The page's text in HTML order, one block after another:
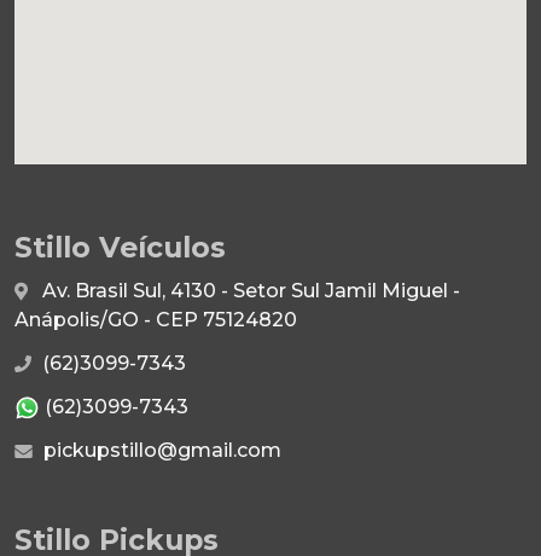
Stillo Veículos
Av. Brasil Sul, 4130 - Setor Sul Jamil Miguel -
Anápolis/GO - CEP 75124820
(62)3099-7343
(62)3099-7343
pickupstillo@gmail.com
Stillo Pickups